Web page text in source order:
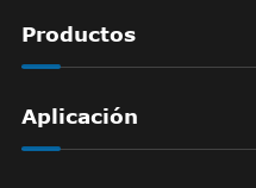
Productos
Aplicación